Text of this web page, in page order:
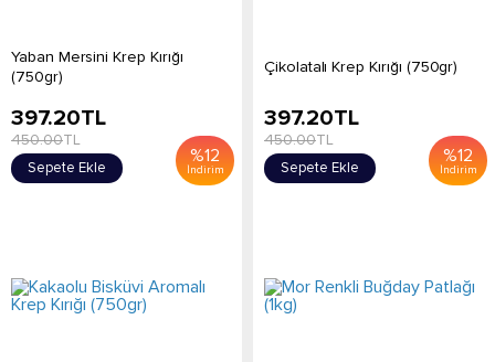
Yaban Mersini Krep Kırığı
(750gr)
%12
İndirim
397.20TL
450.00TL
Sepete Ekle
Çikolatalı Krep Kırığı (750gr)
%12
İndirim
397.20TL
450.00TL
Sepete Ekle